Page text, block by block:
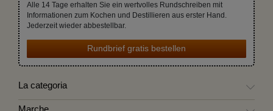
Alle 14 Tage erhalten Sie ein wertvolles Rundschreiben mit
Informationen zum Kochen und Destillieren aus erster Hand.
Jederzeit wieder abbestellbar.
Rundbrief gratis bestellen
La categoria